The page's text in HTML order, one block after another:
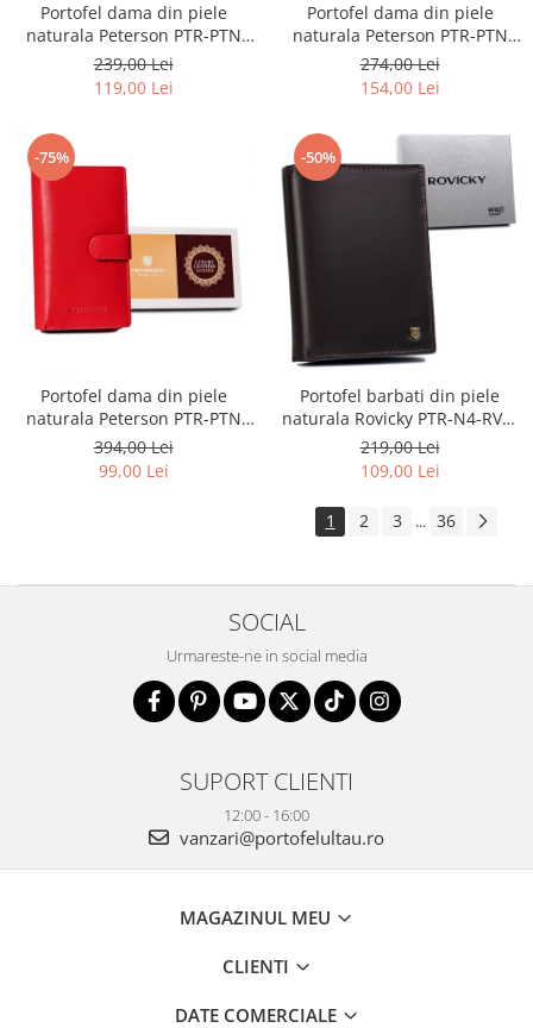
Portofel dama din piele
naturala Peterson PTR-PTN
RD-12-GCL-S-3737
239,00 Lei
119,00 Lei
Portofel dama din piele
naturala Peterson PTR-PTN
RD-08-GCL-S-3805
274,00 Lei
154,00 Lei
-75%
Portofel dama din piele
naturala Peterson PTR-PTN
RD-42-GCL
394,00 Lei
99,00 Lei
-50%
Portofel barbati din piele
naturala Rovicky PTR-N4-RVT-
3135
219,00 Lei
109,00 Lei
1 2 3 ... 36
SOCIAL
Urmareste-ne in social media
SUPORT CLIENTI
12:00 - 16:00
vanzari@portofelultau.ro
MAGAZINUL MEU
CLIENTI
DATE COMERCIALE